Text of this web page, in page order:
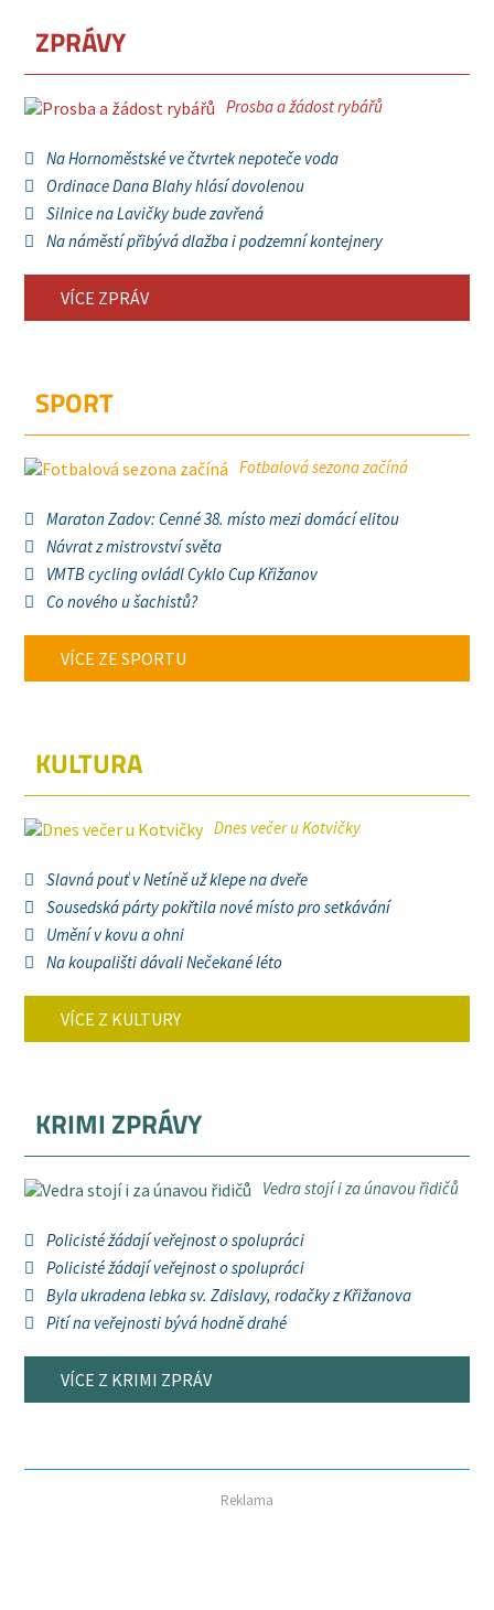
ZPRÁVY
Prosba a žádost rybářů
Na Hornoměstské ve čtvrtek nepoteče voda
Ordinace Dana Blahy hlásí dovolenou
Silnice na Lavičky bude zavřená
Na náměstí přibývá dlažba i podzemní kontejnery
VÍCE ZPRÁV
SPORT
Fotbalová sezona začíná
Maraton Zadov: Cenné 38. místo mezi domácí elitou
Návrat z mistrovství světa
VMTB cycling ovládl Cyklo Cup Křižanov
Co nového u šachistů?
VÍCE ZE SPORTU
KULTURA
Dnes večer u Kotvičky
Slavná pouť v Netíně už klepe na dveře
Sousedská párty pokřtila nové místo pro setkávání
Umění v kovu a ohni
Na koupališti dávali Nečekané léto
VÍCE Z KULTURY
KRIMI ZPRÁVY
Vedra stojí i za únavou řidičů
Policisté žádají veřejnost o spolupráci
Policisté žádají veřejnost o spolupráci
Byla ukradena lebka sv. Zdislavy, rodačky z Křižanova
Pití na veřejnosti bývá hodně drahé
VÍCE Z KRIMI ZPRÁV
Reklama